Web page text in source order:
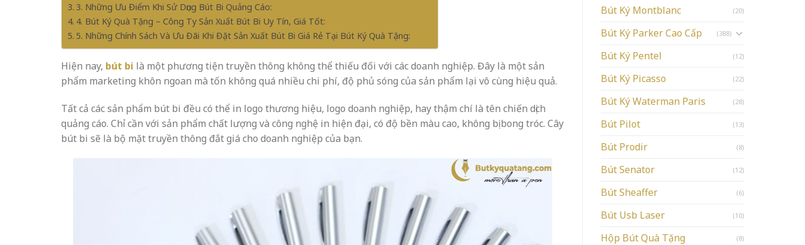
3. Những Ưu Điểm Khi Sử Dụng Bút Bi Quảng Cáo:
4. Bút Ký Quà Tặng – Công Ty Sản Xuất Bút Bi Uy Tín, Giá Tốt:
5. Những Chính Sách Và Ưu Đãi Khi Đặt Sản Xuất Bút Bi Giá Rẻ Tại Bút Ký Quà Tặng:
Hiện nay, bút bi là một phương tiện truyền thông không thể thiếu đối với các doanh nghiệp. Đây là một sản
phẩm marketing khôn ngoan mà tốn không quá nhiều chi phí, độ phủ sóng của sản phẩm lại vô cùng hiệu quả.
Tất cả các sản phẩm bút bi đều có thể in logo thương hiệu, logo doanh nghiệp, hay thậm chí là tên chiến dịch
quảng cáo. Chỉ cần với sản phẩm chất lượng và công nghệ in hiện đại, có độ bền màu cao, không bị bong tróc. Cây
bút bi sẽ là bộ mặt truyền thông đắt giá cho doanh nghiệp của bạn.
Bút Ký Montblanc (20)
Bút Ký Parker Cao Cấp (388)
Bút Ký Pentel (12)
Bút Ký Picasso (22)
Bút Ký Waterman Paris (28)
Bút Pilot (13)
Bút Prodir (8)
Bút Senator (12)
Bút Sheaffer (6)
Bút Usb Laser (10)
Hộp Bút Quà Tặng (8)